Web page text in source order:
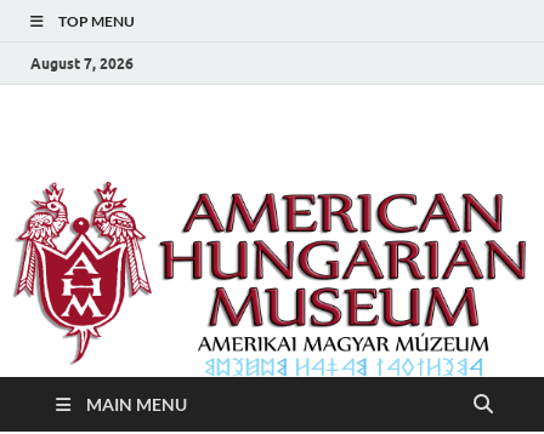
TOP MENU
August 7, 2026
Amerikai Magyar
Múzeum
MAIN MENU